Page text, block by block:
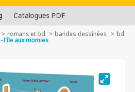
Catalogues PDF
romans et bd bandes dessinées bd
l'île aux momies